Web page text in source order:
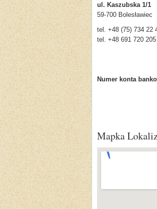
ul. Kaszubska 1/1
59-700 Bolesławiec
tel. +48
tel. +48
Numer konta
Mapka